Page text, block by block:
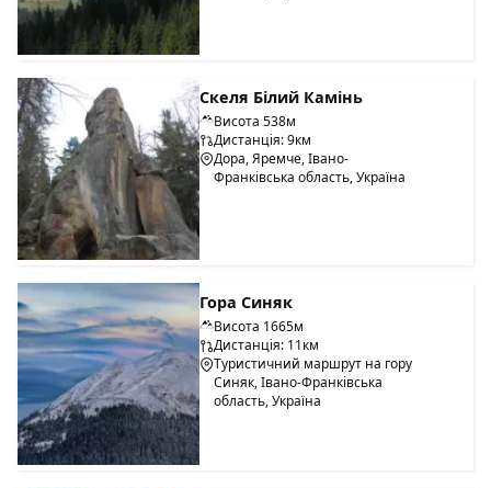
Скеля Білий Камінь
Висота 538м
Дистанція: 9км
Дора, Яремче, Івано-
Франківська область, Україна
Гора Синяк
Висота 1665м
Дистанція: 11км
Туристичний маршрут на гору
Синяк, Івано-Франківська
область, Україна